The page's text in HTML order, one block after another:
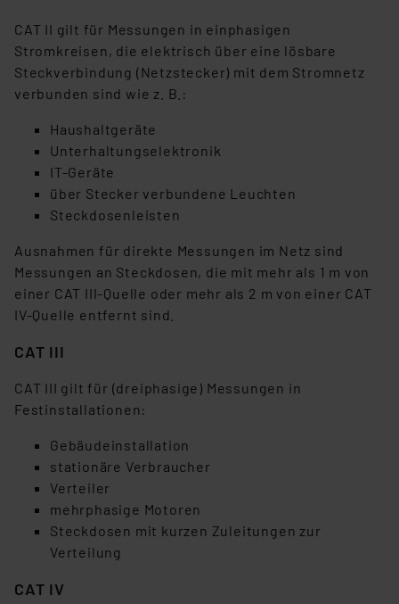
CAT II gilt für Messungen in einphasigen
Stromkreisen, die elektrisch über eine lösbare
Steckverbindung (Netzstecker) mit dem Stromnetz
verbunden sind wie z. B.:
Haushaltgeräte
Unterhaltungselektronik
IT-Geräte
über Stecker verbundene Leuchten
Steckdosenleisten
Ausnahmen für direkte Messungen im Netz sind
Messungen an Steckdosen, die mit mehr als 1 m von
einer CAT III-Quelle oder mehr als 2 m von einer CAT
IV-Quelle entfernt sind.
CAT III
CAT III gilt für (dreiphasige) Messungen in
Festinstallationen:
Gebäudeinstallation
stationäre Verbraucher
Verteiler
mehrphasige Motoren
Steckdosen mit kurzen Zuleitungen zur
Verteilung
CAT IV